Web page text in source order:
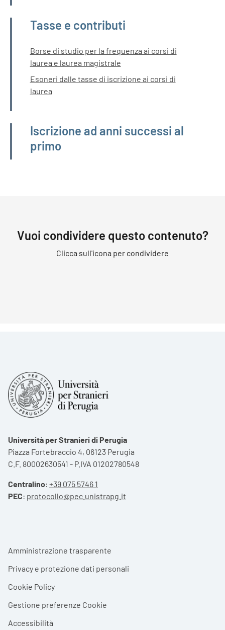
Tasse e contributi
Borse di studio per la frequenza ai corsi di
laurea e laurea magistrale
Esoneri dalle tasse di iscrizione ai corsi di
laurea
Iscrizione ad anni successi al
primo
Vuoi condividere questo contenuto?
Clicca sull'icona per condividere
Università per Stranieri di Perugia
Piazza Fortebraccio 4, 06123 Perugia
C.F. 80002630541 - P.IVA 01202780548
Centralino: +39 075 5746 1
PEC: protocollo@pec.unistrapg.it
Footer menu
Amministrazione trasparente
Privacy e protezione dati personali
Cookie Policy
Gestione preferenze Cookie
Accessibilità